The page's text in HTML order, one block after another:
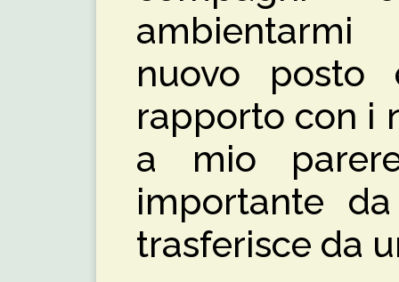
nuovo posto
rapporto con i
a mio
importante
trasferisce da